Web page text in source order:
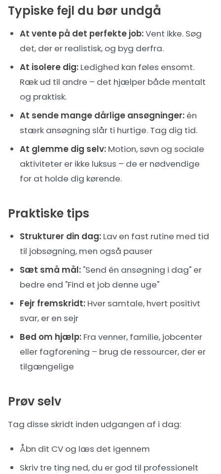
Typiske fejl du bør undgå
At vente på det perfekte job:Vent ikke. Søg
det, der er realistisk, og byg derfra.
At isolere dig: Ledighed kan føles ensomt.
Ræk ud til andre – det hjælper både mentalt
og praktisk.
At sende mange dårlige ansøgninger: én
stærk ansøgning slår ti hurtige. Tag dig tid.
At glemme dig selv: Motion, søvn og sociale
aktiviteter er ikke luksus – de er nødvendige
for at holde dig kørende.
Praktiske tips
Strukturer din dag: Lav en fast rutine med tid
til jobsøgning, men også pauser
Sæt små mål: "Send én ansøgning i dag" er
bedre end "Find et job denne uge"
Fejr fremskridt: Hver samtale, hvert positivt
svar, er en sejr
Bed om hjælp: Fra venner, familie, jobcenter
eller fagforening – brug de ressourcer, der er
tilgængelige
Prøv selv
Tag disse skridt inden udgangen af i dag:
Åbn dit CV og læs det igennem
Skriv tre ting ned, du er god til professionelt